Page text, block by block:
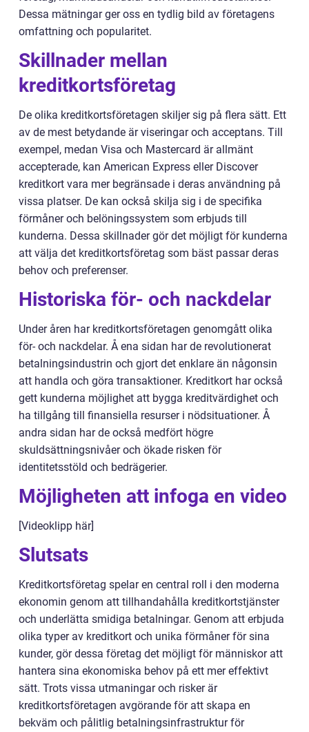
Dessa mätningar ger oss en tydlig bild av företagens
omfattning och popularitet.
Skillnader mellan
kreditkortsföretag
De olika kreditkortsföretagen skiljer sig på flera sätt. Ett
av de mest betydande är viseringar och acceptans. Till
exempel, medan Visa och Mastercard är allmänt
accepterade, kan American Express eller Discover
kreditkort vara mer begränsade i deras användning på
vissa platser. De kan också skilja sig i de specifika
förmåner och belöningssystem som erbjuds till
kunderna. Dessa skillnader gör det möjligt för kunderna
att välja det kreditkortsföretag som bäst passar deras
behov och preferenser.
Historiska för- och nackdelar
Under åren har kreditkortsföretagen genomgått olika
för- och nackdelar. Å ena sidan har de revolutionerat
betalningsindustrin och gjort det enklare än någonsin
att handla och göra transaktioner. Kreditkort har också
gett kunderna möjlighet att bygga kreditvärdighet och
ha tillgång till finansiella resurser i nödsituationer. Å
andra sidan har de också medfört högre
skuldsättningsnivåer och ökade risken för
identitetsstöld och bedrägerier.
Möjligheten att infoga en video
[Videoklipp här]
Slutsats
Kreditkortsföretag spelar en central roll i den moderna
ekonomin genom att tillhandahålla kreditkortstjänster
och underlätta smidiga betalningar. Genom att erbjuda
olika typer av kreditkort och unika förmåner för sina
kunder, gör dessa företag det möjligt för människor att
hantera sina ekonomiska behov på ett mer effektivt
sätt. Trots vissa utmaningar och risker är
kreditkortsföretagen avgörande för att skapa en
bekväm och pålitlig betalningsinfrastruktur för